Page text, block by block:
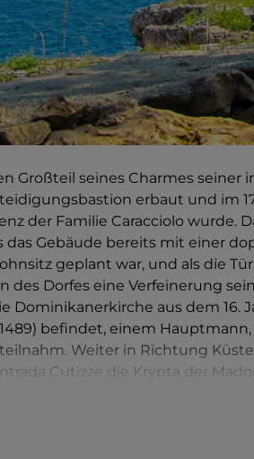
Großteil seines Charmes seiner
erbaut und im
der Familie Caracciolo wurde.
das Gebäude bereits mit einer
geplant war, und als die
des Dorfes eine Verfeinerung
Dominikanerkirche aus dem 16.
befindet, einem
teilnahm. Weiter in Richtung
Cutizze die Krypta der
zu einem wunderbaren Bad